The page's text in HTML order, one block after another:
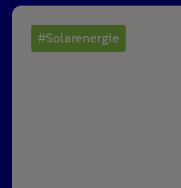
#Solarenergie